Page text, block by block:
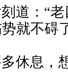
道：“
就不碍
休息，